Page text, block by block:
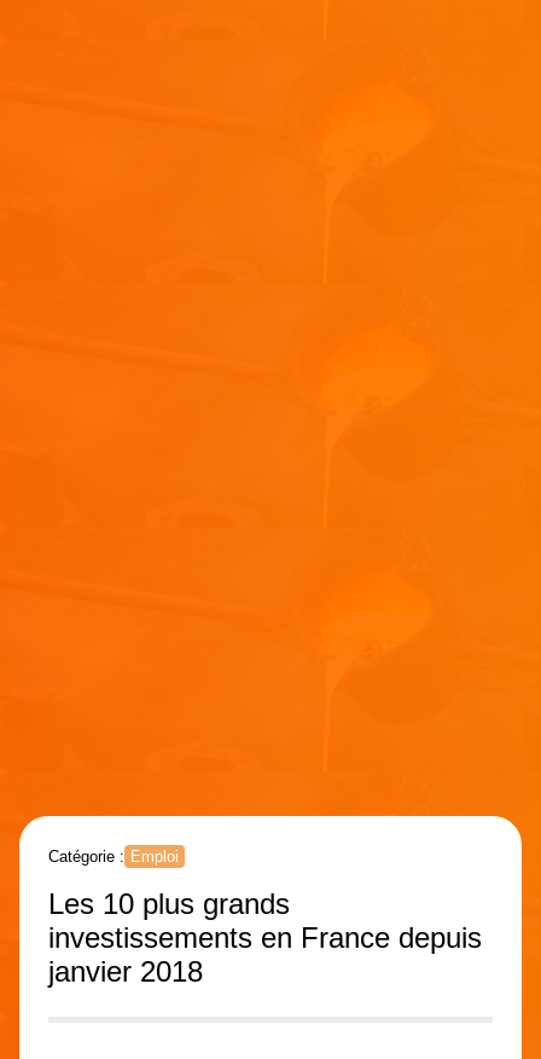
Catégorie : Emploi
Les 10 plus grands
investissements en France depuis
janvier 2018